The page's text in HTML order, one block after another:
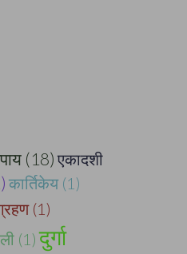
(18) एकादशी
कार्तिकेय (1)
(1)
(1) दुर्गा